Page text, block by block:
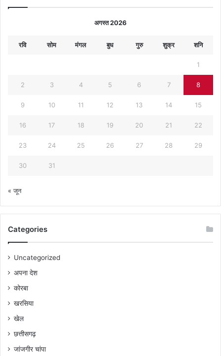
अगस्त 2026
रवि सोम मंगल बुध गुरु शुक्र शनि
1
2 3 4 5 6 7 8
9 10 11 12 13 14 15
16 17 18 19 20 21 22
23 24 25 26 27 28 29
30 31
« जून
Categories
Uncategorized
अपना देश
कोरबा
खरसिया
खेल
छत्तीसगढ़
जांजगीर चांपा